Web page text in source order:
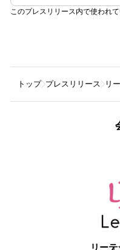
このプレスリリース内で使われ
トップ プレスリリース リ
リー